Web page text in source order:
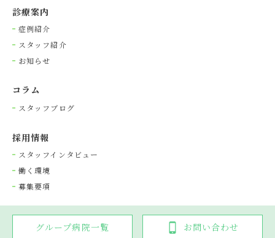
診療案内
症例紹介
スタッフ紹介
お知らせ
コラム
スタッフブログ
採⽤情報
スタッフインタビュー
働く環境
募集要項
Copyright © 光が丘動物病院グループ. All rights reserved.
グループ病院一覧 お問い合わせ